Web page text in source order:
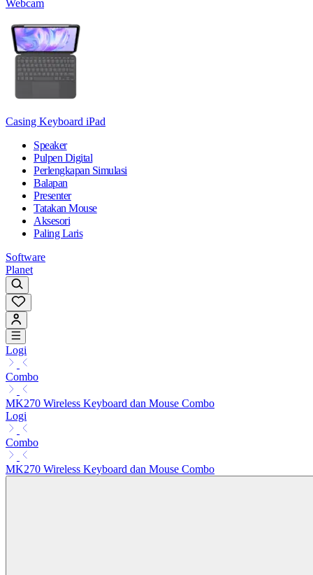
Webcam
Casing Keyboard iPad
Speaker
Pulpen Digital
Perlengkapan Simulasi
Balapan
Presenter
Tatakan Mouse
Aksesori
Paling Laris
Software
Planet
Logi
Combo
MK270 Wireless Keyboard dan Mouse Combo
Logi
Combo
MK270 Wireless Keyboard dan Mouse Combo